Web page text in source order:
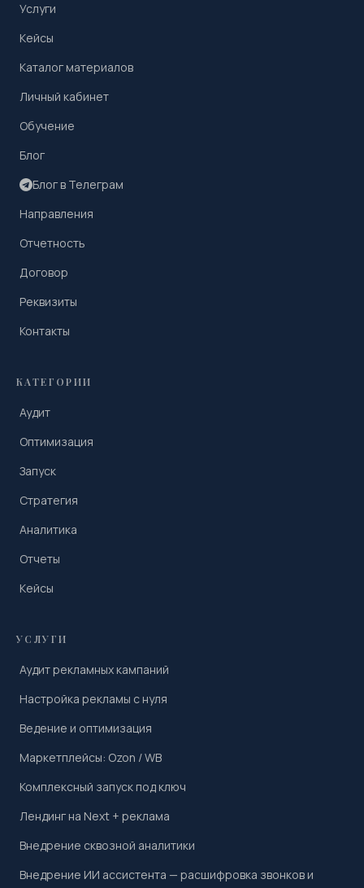
Услуги
Кейсы
Каталог материалов
Личный кабинет
Обучение
Блог
Блог в Телеграм
Направления
Отчетность
Договор
Реквизиты
Контакты
КАТЕГОРИИ
Аудит
Оптимизация
Запуск
Стратегия
Аналитика
Отчеты
Кейсы
УСЛУГИ
Аудит рекламных кампаний
Настройка рекламы с нуля
Ведение и оптимизация
Маркетплейсы: Ozon / WB
Комплексный запуск под ключ
Лендинг на Next + реклама
Внедрение сквозной аналитики
Внедрение ИИ ассистента — расшифровка звонков и